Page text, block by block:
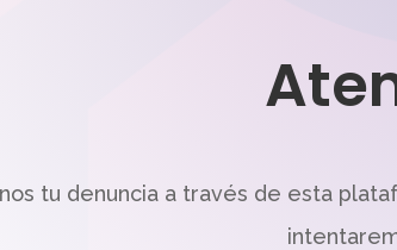
tu denuncia a través de esta